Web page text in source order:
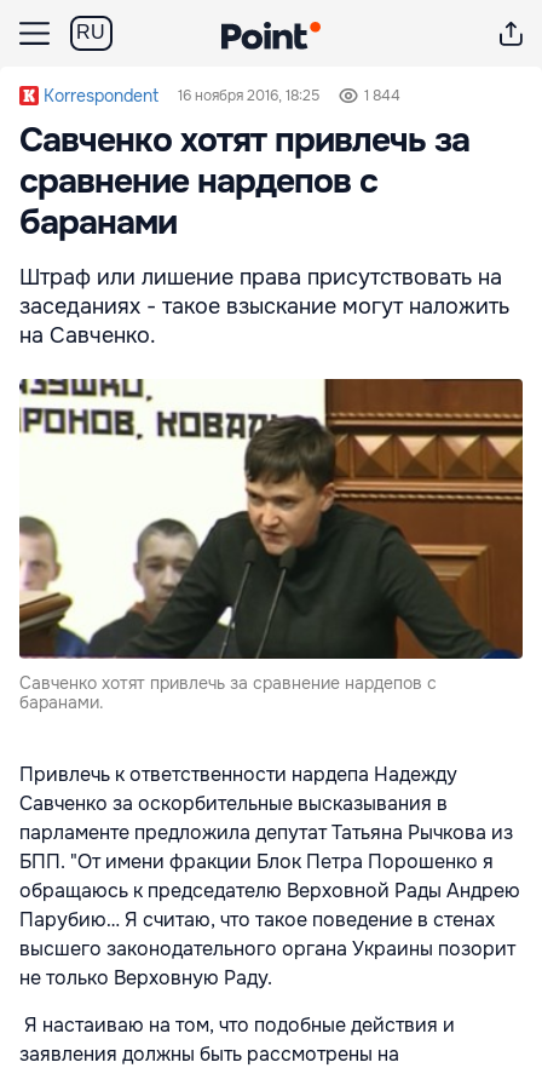
RU
Korrespondent 16 ноября 2016, 18:25 1 844
Савченко хотят привлечь за
сравнение нардепов с
баранами
Штраф или лишение права присутствовать на
заседаниях - такое взыскание могут наложить
на Савченко.
Савченко хотят привлечь за сравнение нардепов с
баранами.
Привлечь к ответственности нардепа Надежду
Савченко за оскорбительные высказывания в
парламенте предложила депутат Татьяна Рычкова из
БПП. "От имени фракции Блок Петра Порошенко я
обращаюсь к председателю Верховной Рады Андрею
Парубию… Я считаю, что такое поведение в стенах
высшего законодательного органа Украины позорит
не только Верховную Раду.
Я настаиваю на том, что подобные действия и
заявления должны быть рассмотрены на